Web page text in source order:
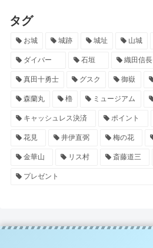
タグ
お城 城跡 城址 山城
ダイバー 石垣 織田信長
真田十勇士 グスク 御嶽
森蘭丸 櫓 ミュージアム
キャッシュレス決済 ポイント
花見 井伊直弼 梅の花
金華山 リス村 斎藤道三
プレゼント